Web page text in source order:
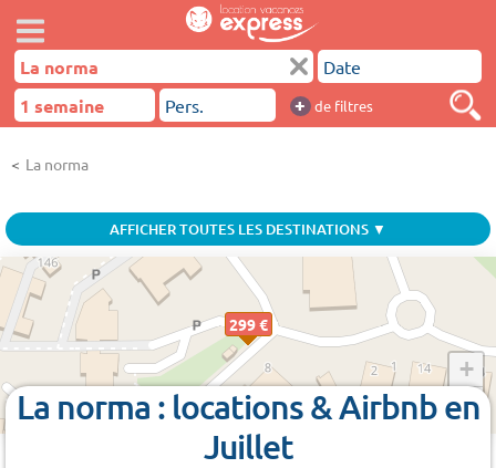
+ de filtres
La norma
AFFICHER TOUTES LES DESTINATIONS ▼
299 €
+
−
La norma : locations & Airbnb en
Juillet